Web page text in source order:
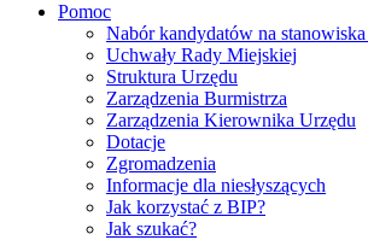
Pomoc
Nabór kandydatów na
Uchwały Rady Miejskiej
Struktura Urzędu
Zarządzenia Burmistrza
Zarządzenia Kierownika Urzędu
Dotacje
Zgromadzenia
Informacje dla niesłyszących
Jak korzystać z BIP?
Jak szukać?